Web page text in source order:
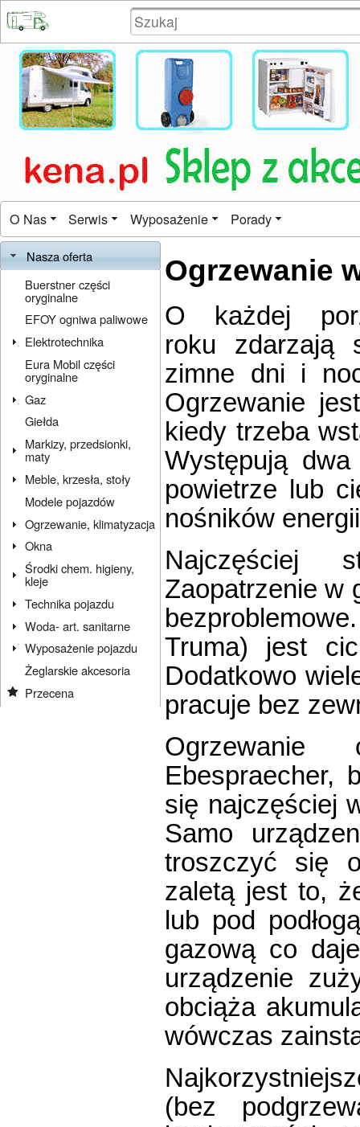
O Nas Serwis Wyposażenie Porady
Nasza oferta
Buerstner części
oryginalne
EFOY ogniwa paliwowe
Elektrotechnika
Eura Mobil części
oryginalne
Gaz
Giełda
Markizy, przedsionki,
maty
Meble, krzesła, stoły
Modele pojazdów
Ogrzewanie, klimatyzacja
Okna
Środki chem. higieny,
kleje
Technika pojazdu
Woda- art. sanitarne
Wyposażenie pojazdu
Żeglarskie akcesoria
Przecena
Ogrzewanie
O każdej
roku zdarzają
zimne dni i
Ogrzewanie
kiedy trzeba
Występują
powietrze lub
nośników
Najczęściej
Zaopatrzenie w
Truma) jest
Dodatkowo
pracuje bez
Ebespraecher,
się najczęściej
Samo
troszczyć się
zaletą jest to,
lub pod
gazową co
urządzenie
obciąża
wówczas
(bez